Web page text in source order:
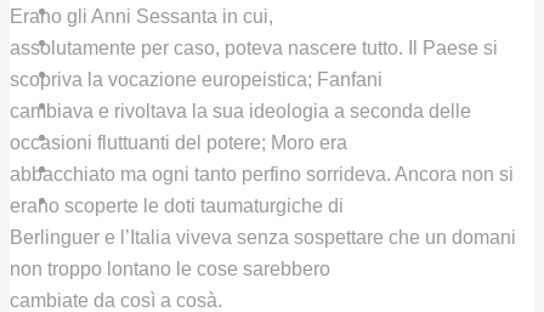
CHI SIAMO
IL CENTRO STUDI UNIPD
IL PREMIO GIORGIO LAGO
LIBRI E PUBBLICAZIONI
BIBLIOTECHE
ARCHIVIO / GALLERY
CONTATTI
Erano gli Anni Sessanta in cui,
assolutamente per caso, poteva nascere tutto. Il Paese si
scopriva la vocazione europeistica; Fanfani
cambiava e rivoltava la sua ideologia a seconda delle
occasioni fluttuanti del potere; Moro era
abbacchiato ma ogni tanto perfino sorrideva. Ancora non si
erano scoperte le doti taumaturgiche di
Berlinguer e l’Italia viveva senza sospettare che un domani
non troppo lontano le cose sarebbero
cambiate da così a cosà.